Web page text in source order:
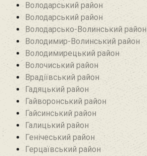
Володарський район
Володарський район
Володарсько-Волинський район
Володимир-Волинський район
Володимирецький район‎
Волочиський район
Врадіївський район‎
Гадяцький район
Гайворонський район
Гайсинський район
Галицький район
Генічеський район
Герцаївський район